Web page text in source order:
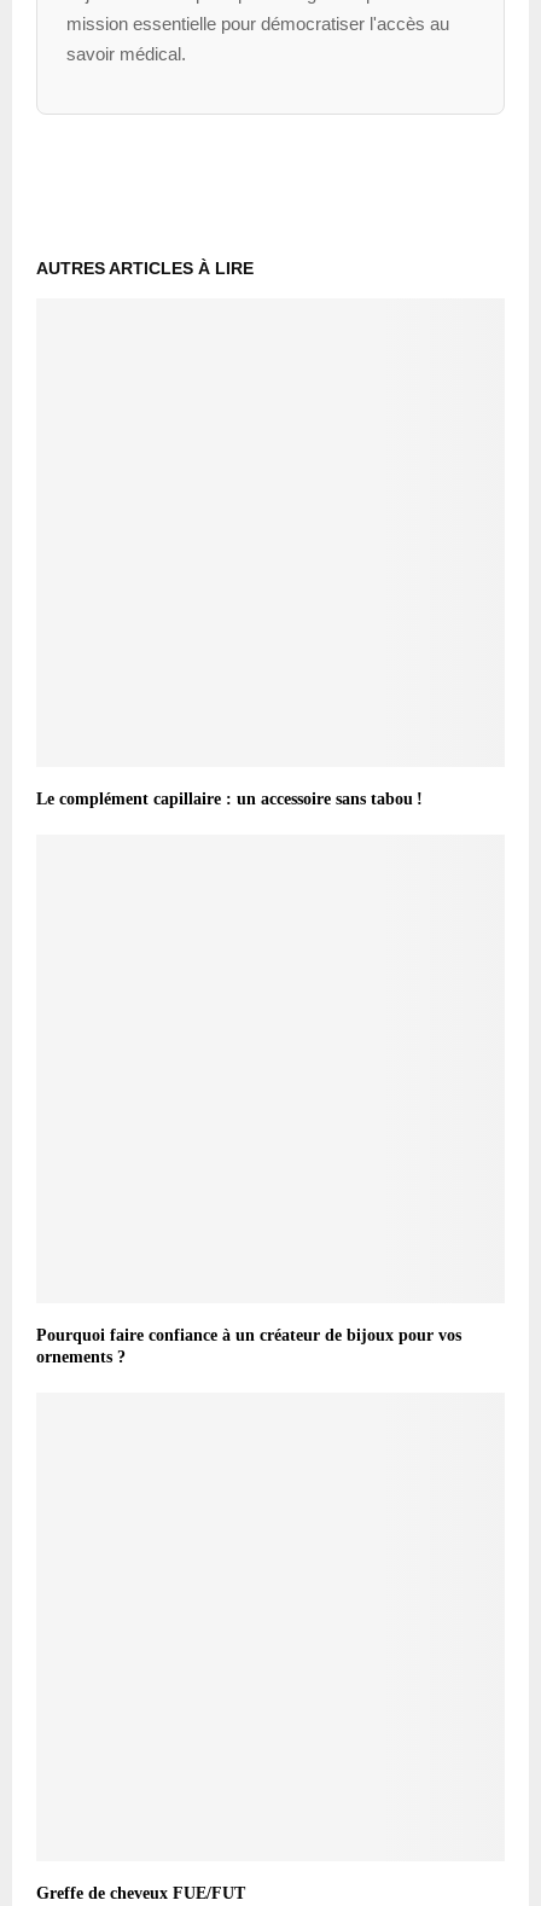
mission essentielle pour démocratiser l'accès au
savoir médical.
AUTRES ARTICLES À LIRE
Le complément capillaire : un accessoire sans tabou !
Pourquoi faire confiance à un créateur de bijoux pour vos
ornements ?
Greffe de cheveux FUE/FUT